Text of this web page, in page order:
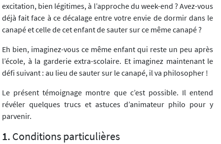
excitation, bien légitimes, à l’approche du week-end ? Avez-vous
déjà fait face à ce décalage entre votre envie de dormir dans le
canapé et celle de cet enfant de sauter sur ce même canapé ?
Eh bien, imaginez-vous ce même enfant qui reste un peu après
l’école, à la garderie extra-scolaire. Et imaginez maintenant le
défi suivant : au lieu de sauter sur le canapé, il va philosopher !
Le présent témoignage montre que c’est possible. Il entend
révéler quelques trucs et astuces d’animateur philo pour y
parvenir.
Conditions particulières